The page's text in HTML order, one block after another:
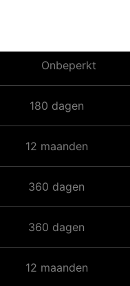
Onbeperkt
180 dagen
12 maanden
360 dagen
360 dagen
12 maanden